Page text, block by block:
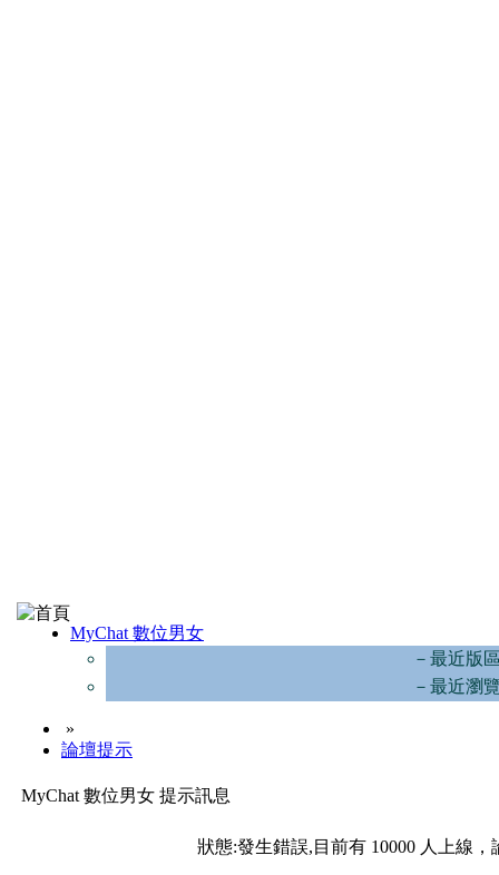
MyChat 數位男女
－最近版
－最近瀏
»
論壇提示
MyChat 數位男女 提示訊息
狀態:發生錯誤,目前有 10000 人上線